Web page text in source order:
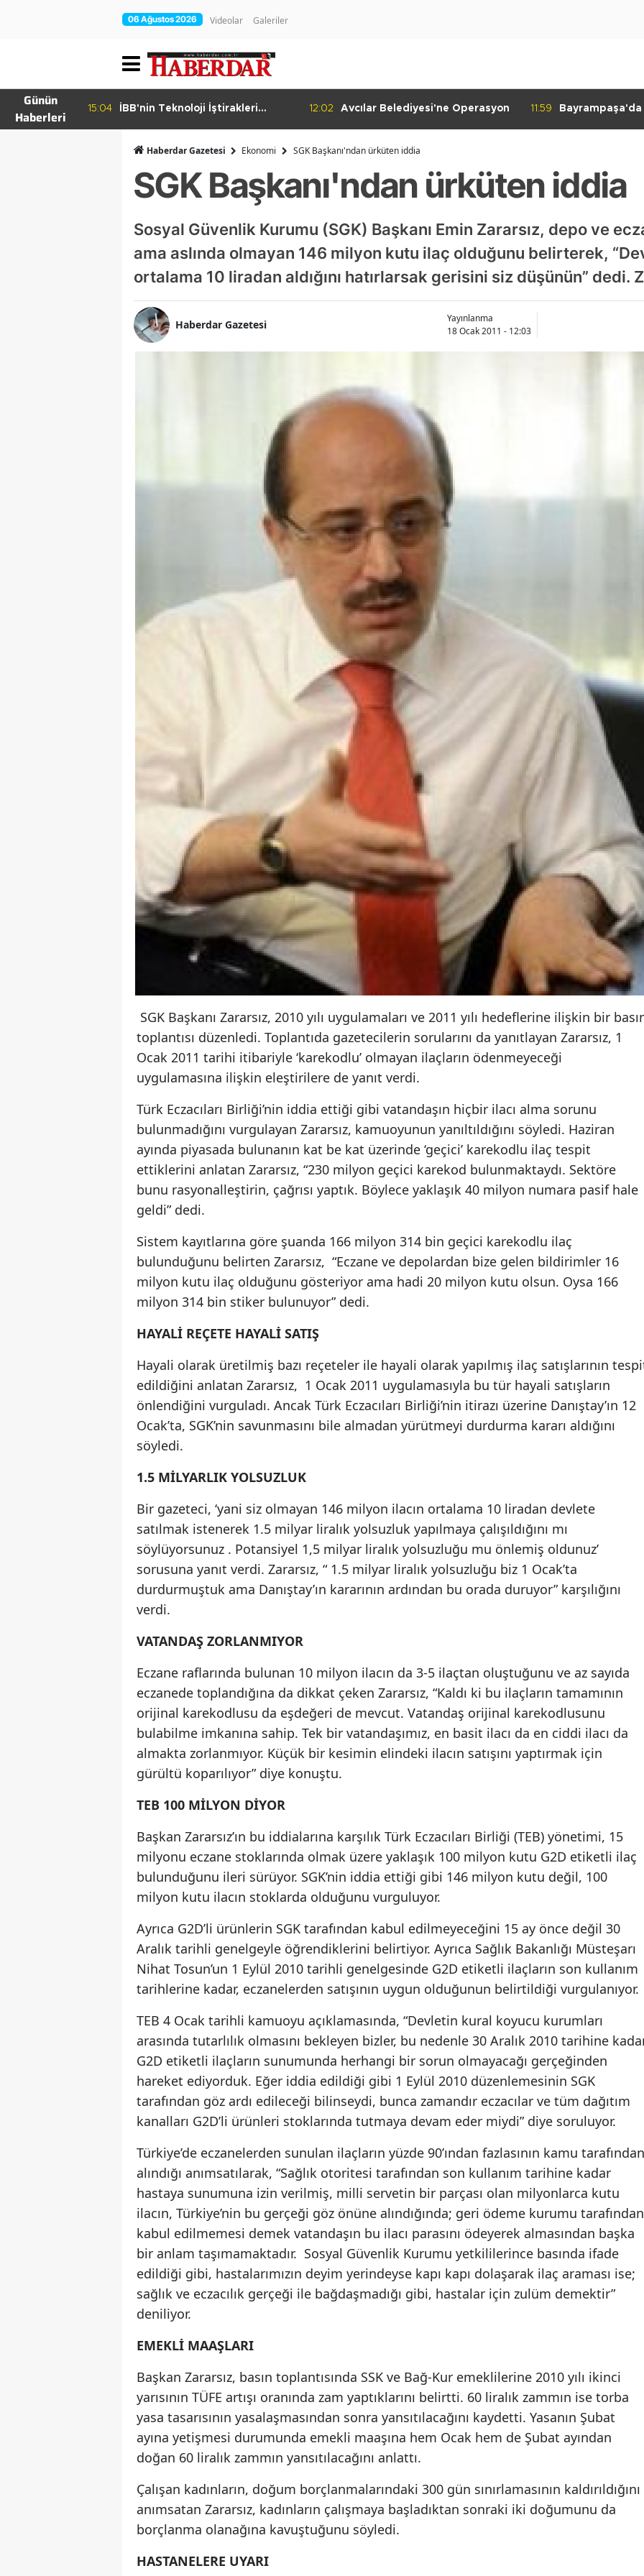
06 Ağustos 2026 Videolar Galeriler
Günün
Haberleri
İBB'nin Teknoloji İştirakleri
Bilişim 500 Listesinde
12:02 Avcılar Belediyesi'ne Operasyon 11:59
Bayrampaşa'da Kaldırım İşgali
Haberdar Gazetesi Ekonomi SGK Başkanı'ndan ürküten iddia
SGK Başkanı'ndan ürküten iddia
Sosyal Güvenlik Kurumu (SGK) Başkanı Emin Zararsız, depo ve
ama aslında olmayan 146 milyon kutu ilaç olduğunu belirterek,
ortalama 10 liradan aldığını hatırlarsak gerisini siz düşünün” dedi.
Haberdar Gazetesi
Yayınlanma
18 Ocak 2011 - 12:03
SGK Başkanı Zararsız, 2010 yılı uygulamaları ve 2011 yılı hedeflerine ilişkin bir
toplantısı düzenledi. Toplantıda gazetecilerin sorularını da yanıtlayan Zararsız, 1
Ocak 2011 tarihi itibariyle ‘karekodlu’ olmayan ilaçların ödenmeyeceği
uygulamasına ilişkin eleştirilere de yanıt verdi.
Türk Eczacıları Birliği’nin iddia ettiği gibi vatandaşın hiçbir ilacı alma sorunu
bulunmadığını vurgulayan Zararsız, kamuoyunun yanıltıldığını söyledi. Haziran
ayında piyasada bulunanın kat be kat üzerinde ‘geçici’ karekodlu ilaç tespit
ettiklerini anlatan Zararsız, “230 milyon geçici karekod bulunmaktaydı. Sektöre
bunu rasyonalleştirin, çağrısı yaptık. Böylece yaklaşık 40 milyon numara pasif hale
geldi” dedi.
Sistem kayıtlarına göre şuanda 166 milyon 314 bin geçici karekodlu ilaç
bulunduğunu belirten Zararsız, “Eczane ve depolardan bize gelen bildirimler 16
milyon kutu ilaç olduğunu gösteriyor ama hadi 20 milyon kutu olsun. Oysa 166
milyon 314 bin stiker bulunuyor” dedi.
HAYALİ REÇETE HAYALİ SATIŞ
Hayali olarak üretilmiş bazı reçeteler ile hayali olarak yapılmış ilaç satışlarının
edildiğini anlatan Zararsız, 1 Ocak 2011 uygulamasıyla bu tür hayali satışların
önlendiğini vurguladı. Ancak Türk Eczacıları Birliği’nin itirazı üzerine Danıştay’ın 12
Ocak’ta, SGK’nin savunmasını bile almadan yürütmeyi durdurma kararı aldığını
söyledi.
1.5 MİLYARLIK YOLSUZLUK
Bir gazeteci, ‘yani siz olmayan 146 milyon ilacın ortalama 10 liradan devlete
satılmak istenerek 1.5 milyar liralık yolsuzluk yapılmaya çalışıldığını mı
söylüyorsunuz . Potansiyel 1,5 milyar liralık yolsuzluğu mu önlemiş oldunuz’
sorusuna yanıt verdi. Zararsız, “ 1.5 milyar liralık yolsuzluğu biz 1 Ocak’ta
durdurmuştuk ama Danıştay’ın kararının ardından bu orada duruyor” karşılığını
verdi.
VATANDAŞ ZORLANMIYOR
Eczane raflarında bulunan 10 milyon ilacın da 3-5 ilaçtan oluştuğunu ve az sayıda
eczanede toplandığına da dikkat çeken Zararsız, “Kaldı ki bu ilaçların tamamının
orijinal karekodlusu da eşdeğeri de mevcut. Vatandaş orijinal karekodlusunu
bulabilme imkanına sahip. Tek bir vatandaşımız, en basit ilacı da en ciddi ilacı da
almakta zorlanmıyor. Küçük bir kesimin elindeki ilacın satışını yaptırmak için
gürültü koparılıyor” diye konuştu.
TEB 100 MİLYON DİYOR
Başkan Zararsız’ın bu iddialarına karşılık Türk Eczacıları Birliği (TEB) yönetimi, 15
milyonu eczane stoklarında olmak üzere yaklaşık 100 milyon kutu G2D etiketli ilaç
bulunduğunu ileri sürüyor. SGK’nin iddia ettiği gibi 146 milyon kutu değil, 100
milyon kutu ilacın stoklarda olduğunu vurguluyor.
Ayrıca G2D’li ürünlerin SGK tarafından kabul edilmeyeceğini 15 ay önce değil 30
Aralık tarihli genelgeyle öğrendiklerini belirtiyor. Ayrıca Sağlık Bakanlığı Müsteşarı
Nihat Tosun’un 1 Eylül 2010 tarihli genelgesinde G2D etiketli ilaçların son kullanım
tarihlerine kadar, eczanelerden satışının uygun olduğunun belirtildiği vurgulanıyor.
TEB 4 Ocak tarihli kamuoyu açıklamasında, “Devletin kural koyucu kurumları
arasında tutarlılık olmasını bekleyen bizler, bu nedenle 30 Aralık 2010 tarihine
G2D etiketli ilaçların sunumunda herhangi bir sorun olmayacağı gerçeğinden
hareket ediyorduk. Eğer iddia edildiği gibi 1 Eylül 2010 düzenlemesinin SGK
tarafından göz ardı edileceği bilinseydi, bunca zamandır eczacılar ve tüm dağıtım
kanalları G2D’li ürünleri stoklarında tutmaya devam eder miydi” diye soruluyor.
Türkiye’de eczanelerden sunulan ilaçların yüzde 90’ından fazlasının kamu tarafından
alındığı anımsatılarak, “Sağlık otoritesi tarafından son kullanım tarihine kadar
hastaya sunumuna izin verilmiş, milli servetin bir parçası olan milyonlarca kutu
ilacın, Türkiye’nin bu gerçeği göz önüne alındığında; geri ödeme kurumu tarafından
kabul edilmemesi demek vatandaşın bu ilacı parasını ödeyerek almasından başka
bir anlam taşımamaktadır. Sosyal Güvenlik Kurumu yetkililerince basında ifade
edildiği gibi, hastalarımızın deyim yerindeyse kapı kapı dolaşarak ilaç araması ise;
sağlık ve eczacılık gerçeği ile bağdaşmadığı gibi, hastalar için zulüm demektir”
deniliyor.
EMEKLİ MAAŞLARI
Başkan Zararsız, basın toplantısında SSK ve Bağ-Kur emeklilerine 2010 yılı ikinci
yarısının TÜFE artışı oranında zam yaptıklarını belirtti. 60 liralık zammın ise torba
yasa tasarısının yasalaşmasından sonra yansıtılacağını kaydetti. Yasanın Şubat
ayına yetişmesi durumunda emekli maaşına hem Ocak hem de Şubat ayından
doğan 60 liralık zammın yansıtılacağını anlattı.
Çalışan kadınların, doğum borçlanmalarındaki 300 gün sınırlamasının kaldırıldığını
anımsatan Zararsız, kadınların çalışmaya başladıktan sonraki iki doğumunu da
borçlanma olanağına kavuştuğunu söyledi.
HASTANELERE UYARI